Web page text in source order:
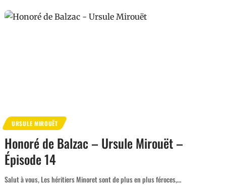
URSULE MIROUËT
Honoré de Balzac – Ursule Mirouët –
Épisode 14
Salut à vous, Les héritiers Minoret sont de plus en plus féroces,…